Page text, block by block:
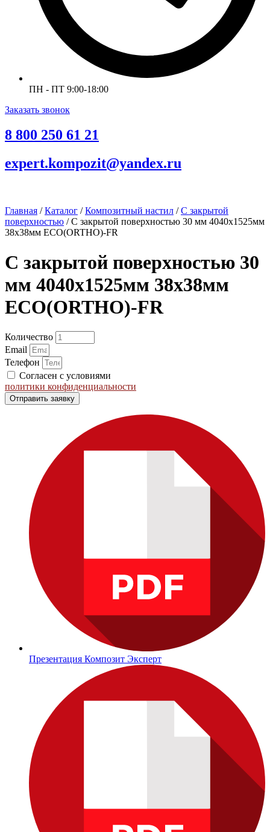
ПН - ПТ 9:00-18:00
Заказать звонок
8 800 250 61 21
expert.kompozit@yandex.ru
Главная /Каталог /Композитный настил /С закрытой
поверхностью / С закрытой поверхностью 30 мм 4040х1525мм
38х38мм ECO(ORTHO)-FR
С закрытой поверхностью 30
мм 4040х1525мм 38х38мм
ECO(ORTHO)-FR
Количество
Email
Телефон
Согласен с условиями
политики конфиденциальности
Отправить заявку
Презентация Композит Эксперт